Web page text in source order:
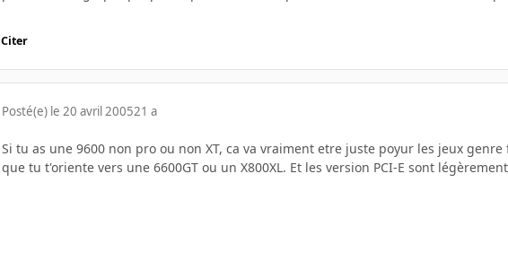
Citer
Posté(e) le 20 avril 200521 a
Si tu as une 9600 non pro ou non XT, ca va vraiment etre juste poyur les jeux
que tu t'oriente vers une 6600GT ou un X800XL. Et les version PCI-E sont